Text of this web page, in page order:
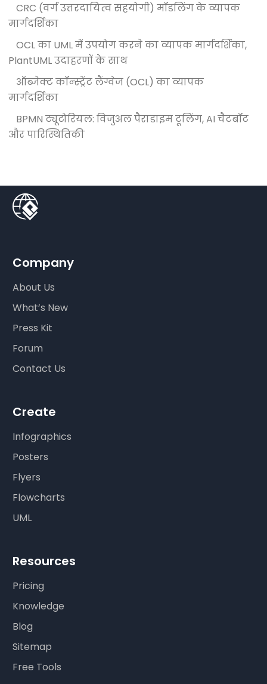
CRC (वर्ग उत्तरदायित्व सहयोगी) मॉडलिंग के व्यापक
मार्गदर्शिका
OCL का UML में उपयोग करने का व्यापक मार्गदर्शिका,
PlantUML उदाहरणों के साथ
ऑब्जेक्ट कॉन्स्ट्रेंट लैंग्वेज (OCL) का व्यापक
मार्गदर्शिका
BPMN ट्यूटोरियल: विजुअल पैराडाइम टूलिंग, AI चैटबॉट
और पारिस्थितिकी
Company
About Us
What’s New
Press Kit
Forum
Contact Us
Create
Infographics
Posters
Flyers
Flowcharts
UML
Resources
Pricing
Knowledge
Blog
Sitemap
Free Tools